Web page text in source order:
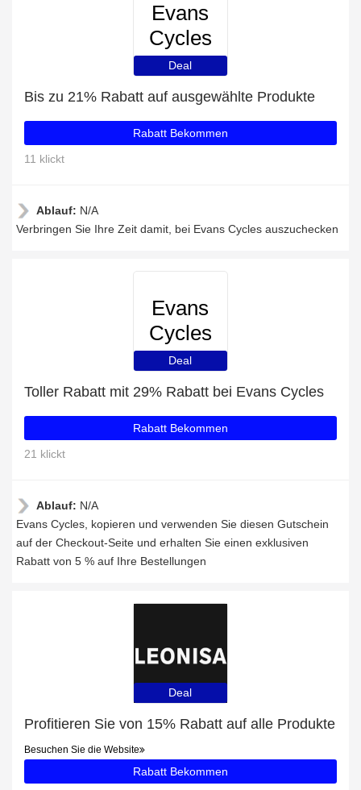
Evans
Cycles
Deal
Bis zu 21% Rabatt auf ausgewählte Produkte
Rabatt Bekommen
11 klickt
Ablauf: N/A
Verbringen Sie Ihre Zeit damit, bei Evans Cycles auszuchecken
Evans
Cycles
Deal
Toller Rabatt mit 29% Rabatt bei Evans Cycles
Rabatt Bekommen
21 klickt
Ablauf: N/A
Evans Cycles, kopieren und verwenden Sie diesen Gutschein
auf der Checkout-Seite und erhalten Sie einen exklusiven
Rabatt von 5 % auf Ihre Bestellungen
Deal
Profitieren Sie von 15% Rabatt auf alle Produkte
Besuchen Sie die Website
Rabatt Bekommen